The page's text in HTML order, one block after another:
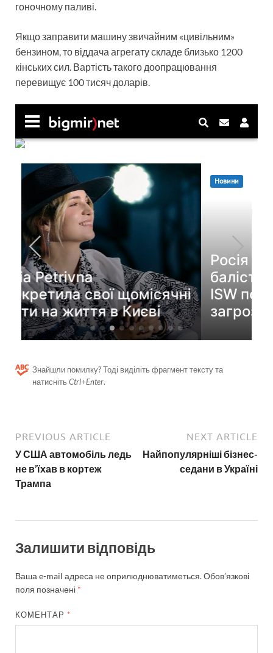
гоночному паливі.
Якщо заправити машину звичайним «цивільним»
бензином, то віддача агрегату складе близько 1200
кінських сил. Вартість такого доопрацювання
перевищує 100 тисяч доларів.
Знайшли помилку? Тоді виділіть фрагмент тексту та
натисніть Ctrl+Enter.
PREVIOUS ARTICLE
У США автомобіль ледь
не в’їхав в кортеж
Трампа
NEXT ARTICLE
Найпопулярніші бізнес-
седани в Україні
Залишити відповідь
Ваша e-mail адреса не оприлюднюватиметься.Обов’язкові
поля позначені *
КОМЕНТАР *